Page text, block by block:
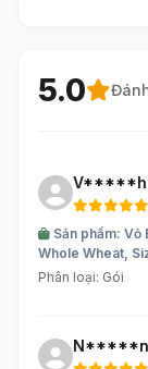
5.0
V*****h
Sản phẩm: Vỏ
Whole Wheat,
Phân loại: Gói
N*****n